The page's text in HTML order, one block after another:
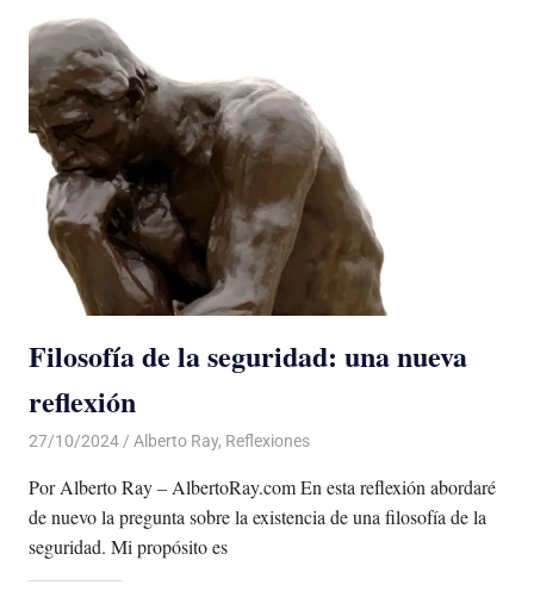
Filosofía de la seguridad: una nueva
reflexión
27/10/2024 De todo un Poco
Alberto Ray, Reflexiones
Por Alberto Ray – AlbertoRay.com En esta reflexión abordaré
de nuevo la pregunta sobre la existencia de una filosofía de la
seguridad. Mi propósito es